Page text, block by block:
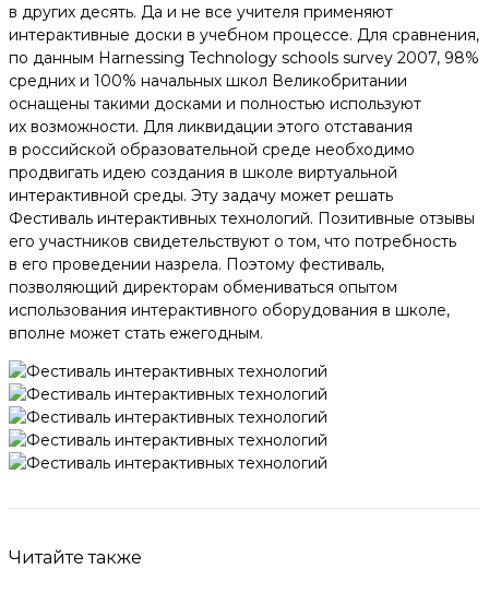
в других десять. Да и не все учителя применяют
интерактивные доски в учебном процессе. Для сравнения,
по данным Harnessing Technology schools survey 2007, 98%
средних и 100% начальных школ Великобритании
оснащены такими досками и полностью используют
их возможности. Для ликвидации этого отставания
в российской образовательной среде необходимо
продвигать идею создания в школе виртуальной
интерактивной среды. Эту задачу может решать
Фестиваль интерактивных технологий. Позитивные отзывы
его участников свидетельствуют о том, что потребность
в его проведении назрела. Поэтому фестиваль,
позволяющий директорам обмениваться опытом
использования интерактивного оборудования в школе,
вполне может стать ежегодным.
Читайте также